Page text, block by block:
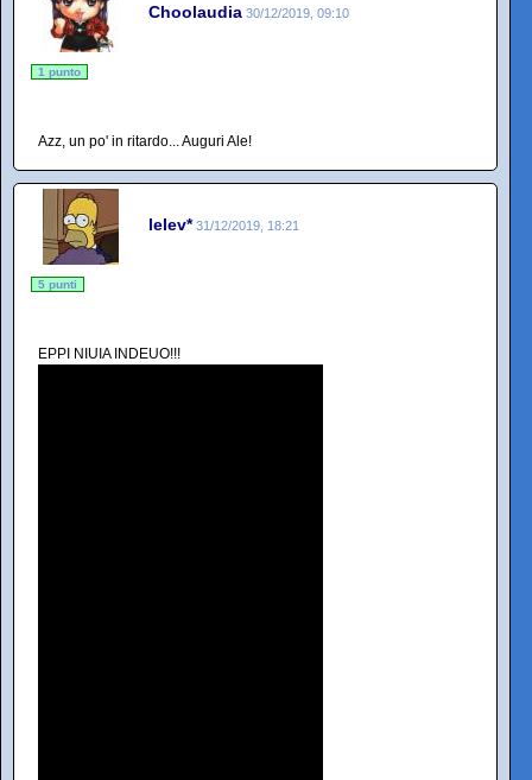
Choolaudia 30/12/2019, 09:10
1 punto
Azz, un po' in ritardo... Auguri Ale!
lelev* 31/12/2019, 18:21
5 punti
EPPI NIUIA INDEUO!!!